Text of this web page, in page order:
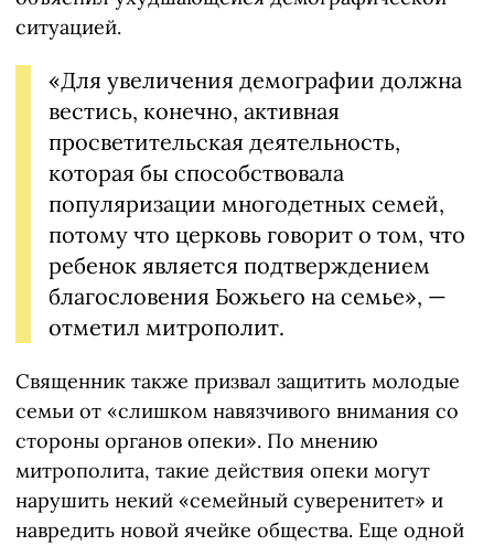
ситуацией.
«Для увеличения демографии должна
вестись, конечно, активная
просветительская деятельность,
которая бы способствовала
популяризации многодетных семей,
потому что церковь говорит о том, что
ребенок является подтверждением
благословения Божьего на семье», —
отметил митрополит.
Священник также призвал защитить молодые
семьи от «слишком навязчивого внимания со
стороны органов опеки». По мнению
митрополита, такие действия опеки могут
нарушить некий «семейный суверенитет» и
навредить новой ячейке общества. Еще одной